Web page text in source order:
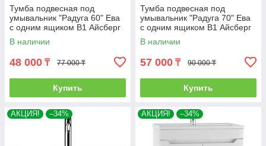
Тумба подвесная под
умывальник "Радуга 60" Ева
с одним ящиком В1 Айсберг
В наличии
48 000 ₸ 77 000 ₸
Купить
Тумба подвесная под
умывальник "Радуга 70" Ева
с одним ящиком В1 Айсберг
В наличии
57 000 ₸ 90 000 ₸
Купить
АКЦИЯ! –34% АКЦИЯ! –34%